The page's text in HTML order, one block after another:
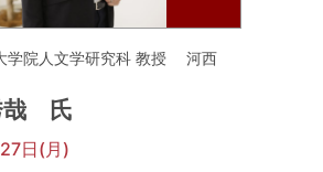
学院人文学研究科 教授 河西
氏
日(月)